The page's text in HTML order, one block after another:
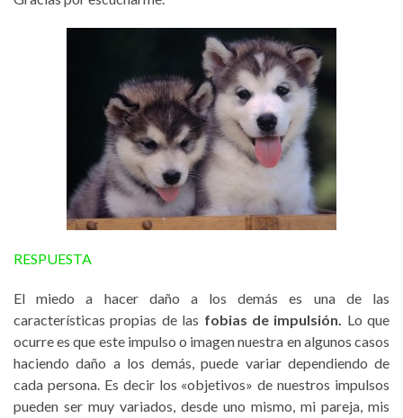
RESPUESTA
El miedo a hacer daño a los demás es una de las
características propias de las fobias de impulsión. Lo que
ocurre es que este impulso o imagen nuestra en algunos casos
haciendo daño a los demás, puede variar dependiendo de
cada persona. Es decir los «objetivos» de nuestros impulsos
pueden ser muy variados, desde uno mismo, mi pareja, mis